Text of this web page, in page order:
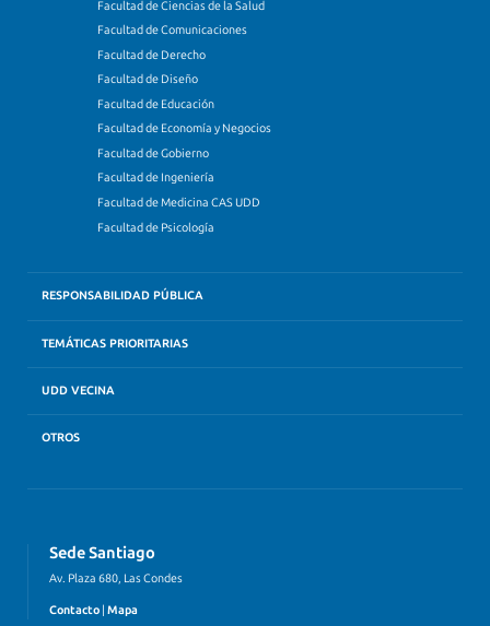
Facultad de Ciencias de la Salud
Facultad de Comunicaciones
Facultad de Derecho
Facultad de Diseño
Facultad de Educación
Facultad de Economía y Negocios
Facultad de Gobierno
Facultad de Ingeniería
Facultad de Medicina CAS UDD
Facultad de Psicología
RESPONSABILIDAD PÚBLICA
TEMÁTICAS PRIORITARIAS
UDD VECINA
OTROS
Sede Santiago
Av. Plaza 680, Las Condes
Contacto | Mapa